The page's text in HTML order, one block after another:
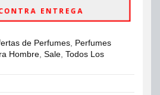
ENTREGA
de Perfumes, Perfumes
Hombre, Sale, Todos Los